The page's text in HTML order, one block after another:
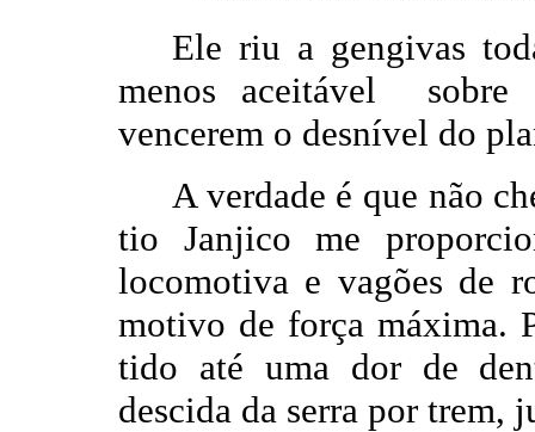
Ele riu a gengivas
menos aceitável sobre
vencerem o desnível do
A verdade é que não
tio Janjico me
locomotiva e vagões de
motivo de força máxima.
tido até uma dor de
descida da serra por trem,